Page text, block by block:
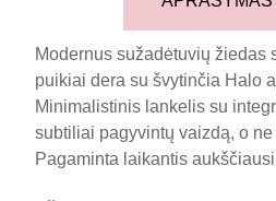
Modernus sužadėtuvių žiedas
puikiai dera su švytinčia Halo
Minimalistinis lankelis su
subtiliai pagyvintų vaizdą, o
Pagaminta laikantis